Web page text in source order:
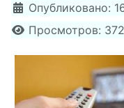
Опубликовано:
Просмотров: